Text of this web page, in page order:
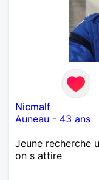
Nicmalf
Auneau - 43 ans
Jeune recherche
on s attire